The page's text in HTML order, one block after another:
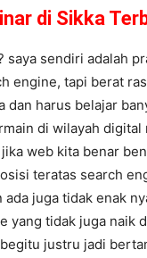
di Sikka
saya sendiri adalah
engine, tapi berat
dan harus belajar
di wilayah
web kita benar
teratas search
ada juga tidak enak
yang tidak juga naik
justru jadi